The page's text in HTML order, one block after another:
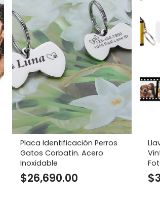
Llavero Rollo de Película
Vintage Personalizable 5
Fotos.
$39,850.00